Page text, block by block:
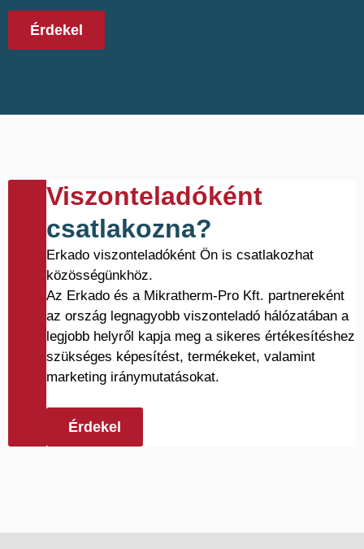
Érdekel
Viszonteladóként
csatlakozna?
Erkado viszonteladóként Ön is csatlakozhat
közösségünkhöz.
Az Erkado és a Mikratherm-Pro Kft. partnereként
az ország legnagyobb viszonteladó hálózatában a
legjobb helyről kapja meg a sikeres értékesítéshez
szükséges képesítést, termékeket, valamint
marketing iránymutatásokat.
Érdekel